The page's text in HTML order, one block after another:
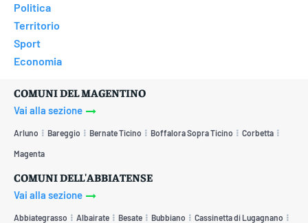
Politica
Territorio
Sport
Economia
COMUNI DEL MAGENTINO
Vai alla sezione
Arluno Bareggio Bernate Ticino Boffalora Sopra Ticino Corbetta
Magenta
COMUNI DELL'ABBIATENSE
Vai alla sezione
Abbiategrasso Albairate Besate Bubbiano Cassinetta di Lugagnano